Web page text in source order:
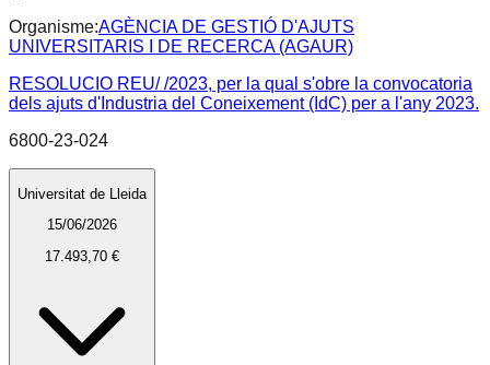
Organisme:AGÈNCIA DE GESTIÓ D'AJUTS
UNIVERSITARIS I DE RECERCA (AGAUR)
RESOLUCIO REU/ /2023, per la qual s'obre la convocatoria
dels ajuts d'Industria del Coneixement (IdC) per a l'any 2023.
6800-23-024
Universitat de Lleida
15/06/2026
17.493,70 €